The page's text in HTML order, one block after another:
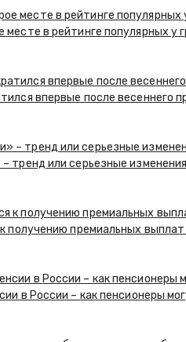
месте в рейтинге популярных у
впервые после весеннего
тренд или серьезные
получению премиальных
в России – как пенсионеры